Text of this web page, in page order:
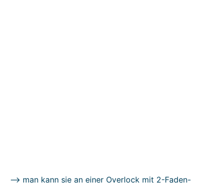
–> man kann sie an einer Overlock mit 2-Faden-